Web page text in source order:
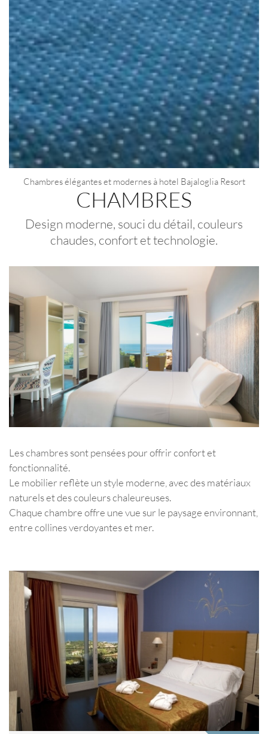
Chambres élégantes et modernes à hotel Bajaloglia Resort
CHAMBRES
Design moderne, souci du détail, couleurs
chaudes, confort et technologie.
Les chambres sont pensées pour offrir confort et
fonctionnalité.
Le mobilier reflète un style moderne, avec des matériaux
naturels et des couleurs chaleureuses.
Chaque chambre offre une vue sur le paysage environnant,
entre collines verdoyantes et mer.